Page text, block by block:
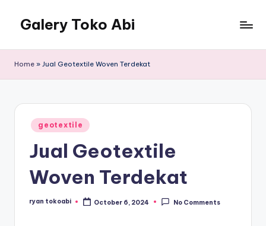
Galery Toko Abi
Home » Jual Geotextile Woven Terdekat
Posted
in
geotextile
Jual Geotextile
Woven Terdekat
Posted
ryan tokoabi October 6, 2024 No Comments